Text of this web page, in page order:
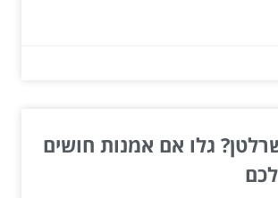
גלו אם אמנות חושים